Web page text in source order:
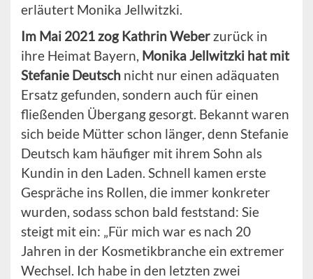
erläutert Monika Jellwitzki.
Im Mai 2021 zog Kathrin Weber zurück in
ihre Heimat Bayern, Monika Jellwitzki hat mit
Stefanie Deutsch nicht nur einen adäquaten
Ersatz gefunden, sondern auch für einen
fließenden Übergang gesorgt. Bekannt waren
sich beide Mütter schon länger, denn Stefanie
Deutsch kam häufiger mit ihrem Sohn als
Kundin in den Laden. Schnell kamen erste
Gespräche ins Rollen, die immer konkreter
wurden, sodass schon bald feststand: Sie
steigt mit ein: „Für mich war es nach 20
Jahren in der Kosmetikbranche ein extremer
Wechsel. Ich habe in den letzten zwei